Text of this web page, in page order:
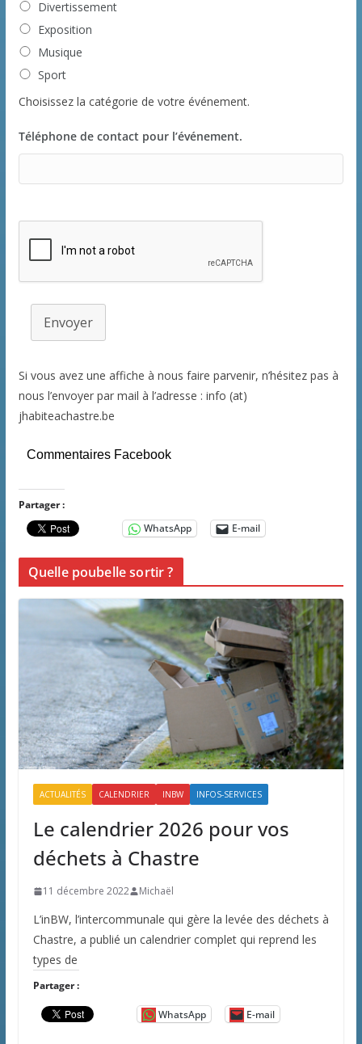
Divertissement
Exposition
Musique
Sport
Choisissez la catégorie de votre événement.
Téléphone de contact pour l’événement.
Envoyer
Si vous avez une affiche à nous faire parvenir, n’hésitez pas à
nous l’envoyer par mail à l’adresse : info (at)
jhabiteachastre.be
Commentaires Facebook
Partager :
WhatsApp
E-mail
Quelle poubelle sortir ?
ACTUALITÉS CALENDRIER INBW INFOS-SERVICES
Le calendrier 2026 pour vos
déchets à Chastre
11 décembre 2022 Michaël
L’inBW, l’intercommunale qui gère la levée des déchets à
Chastre, a publié un calendrier complet qui reprend les
types de
Partager :
WhatsApp E-mail